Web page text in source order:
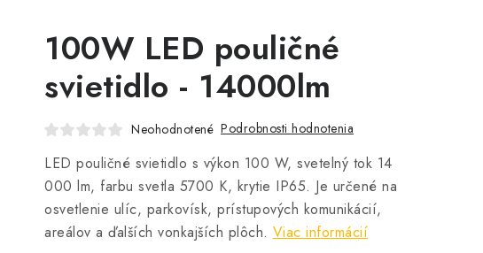
100W LED pouličné
svietidlo - 14000lm
Neohodnotené Podrobnosti hodnotenia
LED pouličné svietidlo s výkon 100 W, svetelný tok 14
000 lm, farbu svetla 5700 K, krytie IP65. Je určené na
osvetlenie ulíc, parkovísk, prístupových komunikácií,
areálov a ďalších vonkajších plôch. Viac informácií